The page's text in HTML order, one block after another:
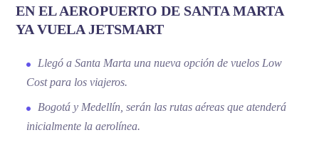
EN EL AEROPUERTO DE SANTA MARTA
YA VUELA JETSMART
Llegó a Santa Marta una nueva opción de vuelos Low
Cost para los viajeros.
Bogotá y Medellín, serán las rutas aéreas que atenderá
inicialmente la aerolínea.